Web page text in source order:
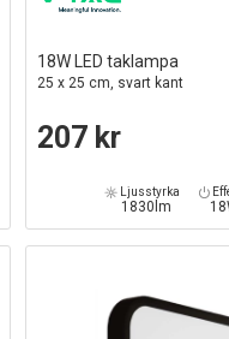
18W LED taklampa
25 x 25 cm, svart kant
207 kr
Ljusstyrka
1830lm